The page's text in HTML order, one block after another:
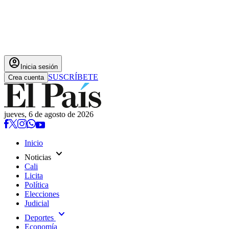
account_circle Inicia sesión
Crea cuenta SUSCRÍBETE
jueves, 6 de agosto de 2026
Inicio
Noticias expand_more
Cali
Licita
Política
Elecciones
Judicial
Deportes expand_more
Economía